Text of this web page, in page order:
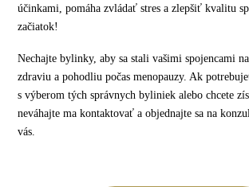
účinkami, pomáha zvládať stres a zlepšiť kvalitu
začiatok!
Nechajte bylinky, aby sa stali vašimi spojencami
zdraviu a pohodliu počas menopauzy. Ak
s výberom tých správnych byliniek alebo chcete
neváhajte ma kontaktovať a objednajte sa na
vás.